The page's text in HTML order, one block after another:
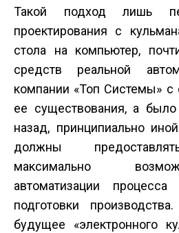
Такой подход лишь
проектирования с
стола на компьютер,
средств реальной
компании «Топ Системы» с
ее существования, а
назад, принципиально
должны
максимально
автоматизации
подготовки
будущее «электронного